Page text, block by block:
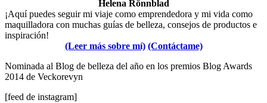
Helena Rönnblad
¡Aquí puedes seguir mi viaje como emprendedora y mi vida como
maquilladora con muchas guías de belleza, consejos de productos e
inspiración!
(Leer más sobre mí) (Contáctame)
Nominada al Blog de belleza del año en los premios Blog Awards
2014 de Veckorevyn
[feed de instagram]